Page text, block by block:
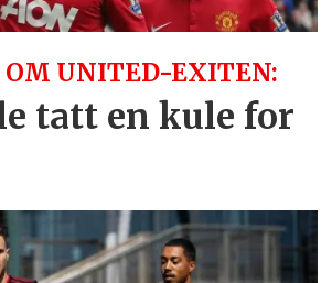
OM UNITED-EXITEN:
tatt en kule for